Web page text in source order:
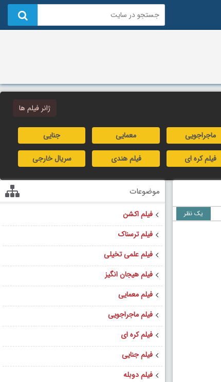
ژانر فیلم ها
ماجراجویی معمایی جنایی
فیلم کره ای فیلم هندی سریال خارجی
یک نظر
موضوعات
فیلم اکشن
فیلم ترسناک
فیلم علمی تخیلی
فیلم هیجان انگیز
فیلم معمایی
فیلم ماجراجویی
فیلم کره ای
فیلم جنایی
فیلم دوبله